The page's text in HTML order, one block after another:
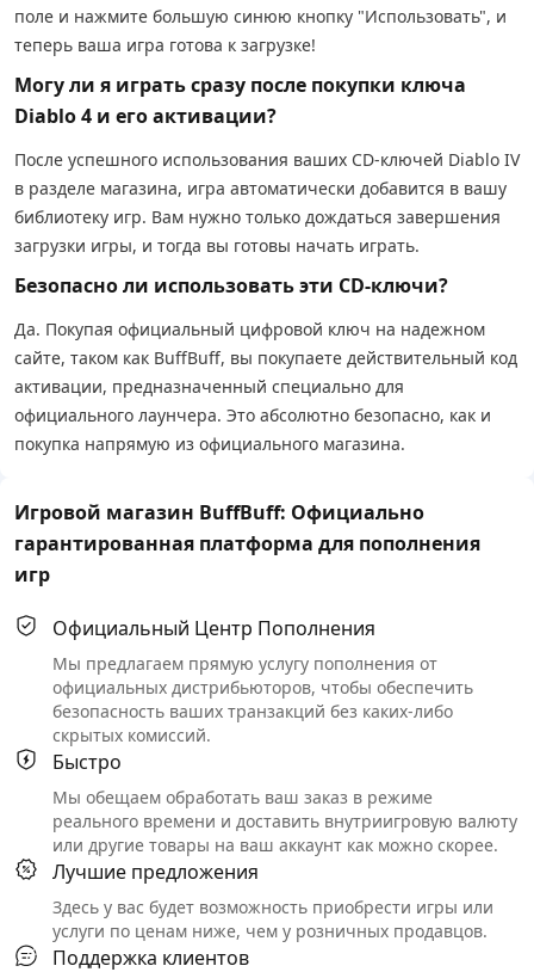
поле и нажмите большую синюю кнопку "Использовать", и
теперь ваша игра готова к загрузке!
Могу ли я играть сразу после покупки ключа
Diablo 4 и его активации?
После успешного использования ваших CD-ключей Diablo IV
в разделе магазина, игра автоматически добавится в вашу
библиотеку игр. Вам нужно только дождаться завершения
загрузки игры, и тогда вы готовы начать играть.
Безопасно ли использовать эти CD-ключи?
Да. Покупая официальный цифровой ключ на надежном
сайте, таком как BuffBuff, вы покупаете действительный код
активации, предназначенный специально для
официального лаунчера. Это абсолютно безопасно, как и
покупка напрямую из официального магазина.
Игровой магазин BuffBuff: Официально
гарантированная платформа для пополнения
игр
Официальный Центр Пополнения
Мы предлагаем прямую услугу пополнения от
официальных дистрибьюторов, чтобы обеспечить
безопасность ваших транзакций без каких-либо
скрытых комиссий.
Быстро
Мы обещаем обработать ваш заказ в режиме
реального времени и доставить внутриигровую валюту
или другие товары на ваш аккаунт как можно скорее.
Лучшие предложения
Здесь у вас будет возможность приобрести игры или
услуги по ценам ниже, чем у розничных продавцов.
Поддержка клиентов